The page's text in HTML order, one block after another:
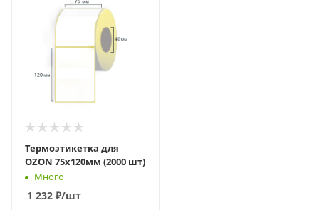
Термоэтикетка для
OZON 75x120мм (2000 шт)
Много
1 232 ₽/шт